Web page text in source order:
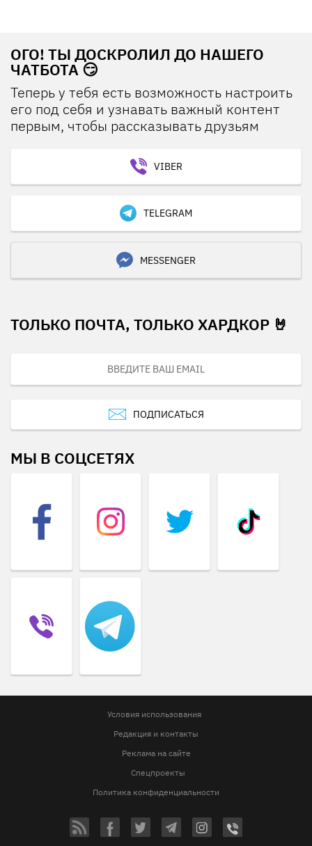
ОГО! ТЫ ДОСКРОЛИЛ ДО НАШЕГО
ЧАТБОТА 😏
Теперь у тебя есть возможность настроить
его под себя и узнавать важный контент
первым, чтобы рассказывать друзьям
VIBER
TELEGRAM
MESSENGER
ТОЛЬКО ПОЧТА, ТОЛЬКО ХАРДКОР 🤘
ПОДПИСАТЬСЯ
МЫ В СОЦСЕТЯХ
Условия использования
Редакция и контакты
Реклама на сайте
Спецпроекты
Политика конфиденциальности